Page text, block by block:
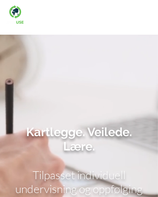
Kartlegge. Veilede.
Lære.
Tilpasset individuell
undervisning og oppfølging